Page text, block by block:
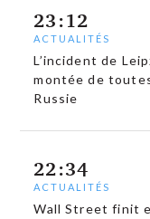
23:12
ACTUALITÉS
L’incident de
montée de
Russie
22:34
ACTUALITÉS
Wall Street finit